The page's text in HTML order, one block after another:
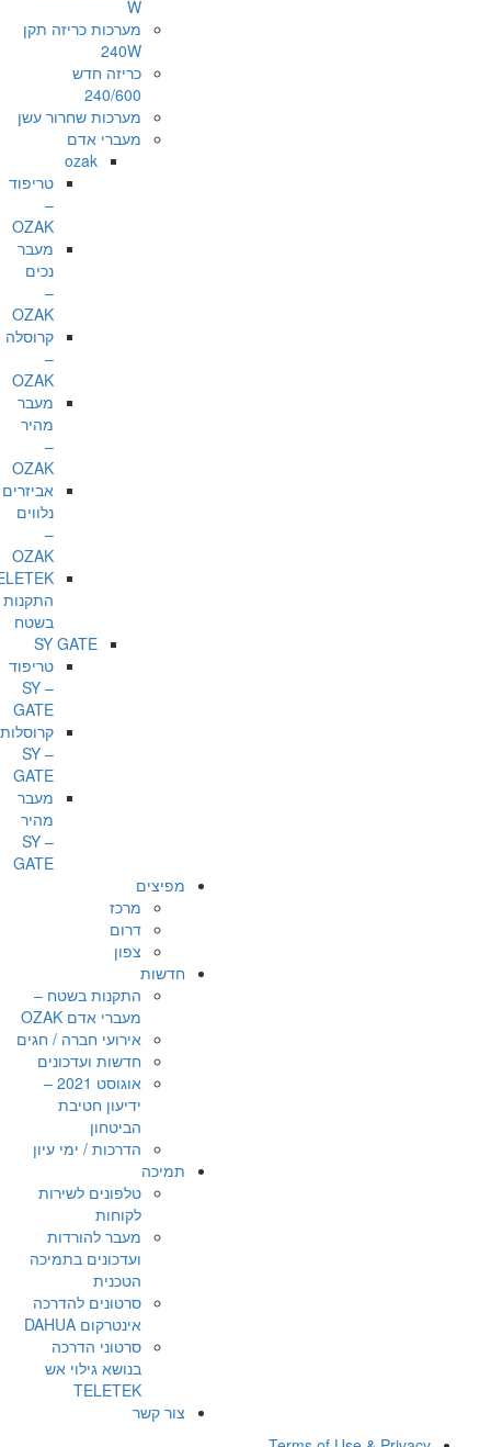
W
מערכות כריזה תקן
240W
כריזה חדש
240/600
מערכות שחרור עשן
מעברי אדם
ozak
טריפוד
–
OZAK
מעבר
נכים
–
OZAK
קרוסלה
–
OZAK
מעבר
מהיר
–
OZAK
אביזרים
נלווים
–
OZAK
התקנות
בשטח
SY GATE
טריפוד
– SY
GATE
קרוסלות
– SY
GATE
מעבר
מהיר
– SY
GATE
מפיצים
מרכז
דרום
צפון
חדשות
התקנות בשטח –
מעברי אדם OZAK
אירועי חברה / חגים
חדשות ועדכונים
אוגוסט 2021 –
ידיעון חטיבת
הביטחון
הדרכות / ימי עיון
תמיכה
טלפונים לשירות
לקוחות
מעבר להורדות
ועדכונים בתמיכה
הטכנית
סרטונים להדרכה
אינטרקום DAHUA
סרטוני הדרכה
בנושא גילוי אש
TELETEK
צור קשר